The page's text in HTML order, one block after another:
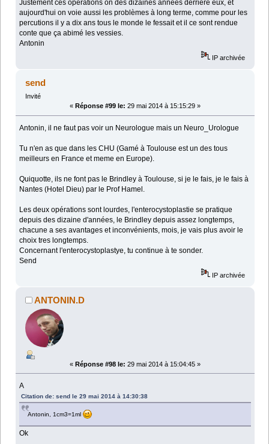
Justement ces opérations on des dizaines années derrière eux, et
aujourd'hui on voie aussi les problèmes à long terme, comme pour les
percutions il y a dix ans tous le monde le fessait et il ce sont rendue
conte que ça abimé les vessies.
Antonin
IP archivée
send
Invité
« Réponse #99 le: 29 mai 2014 à 15:15:29 »
Antonin, il ne faut pas voir un Neurologue mais un Neuro_Urologue
Tu n'en as que dans les CHU (Gamé à Toulouse est un des tous
meilleurs en France et meme en Europe).
Quiquotte, ils ne font pas le Brindley à Toulouse, si je le fais, je le fais à
Nantes (Hotel Dieu) par le Prof Hamel.
Les deux opérations sont lourdes, l'enterocystoplastie se pratique
depuis des dizaine d'années, le Brindley depuis assez longtemps,
chacune a ses avantages et inconvénients, mois, je vais plus avoir le
choix tres longtemps.
Concernant l'enterocystoplastye, tu continue à te sonder.
Send
IP archivée
ANTONIN.D
« Réponse #98 le: 29 mai 2014 à 15:04:45 »
A
Citation de: send le 29 mai 2014 à 14:30:38
Antonin, 1cm3=1ml
Ok